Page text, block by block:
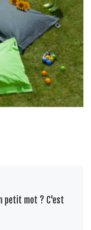
petit mot ? C'est